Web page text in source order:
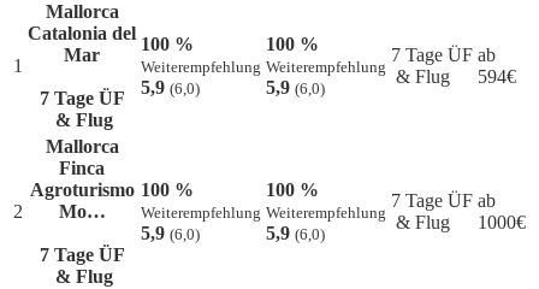
1
Mallorca
Catalonia del
Mar
7 Tage ÜF
& Flug
100 %
Weiterempfehlung
5,9 (6,0)
100 %
Weiterempfehlung
5,9 (6,0)
7 Tage ÜF
& Flug
ab
594€
2
Mallorca
Finca
Agroturismo
Mo…
7 Tage ÜF
& Flug
100 %
Weiterempfehlung
5,9 (6,0)
100 %
Weiterempfehlung
5,9 (6,0)
7 Tage ÜF
& Flug
ab
1000€